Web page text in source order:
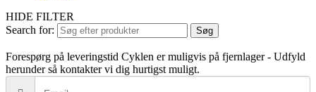
HIDE FILTER
Search for:
Søg
Forespørg på leveringstid Cyklen er muligvis på fjernlager - Udfyld
herunder så kontakter vi dig hurtigst muligt.